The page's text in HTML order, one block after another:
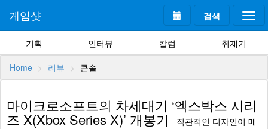
검색
게임샷
기획 인터뷰 칼럼 취재기
Home 리뷰 콘솔
마이크로소프트의 차세대기 ‘엑스박스 시리
즈 X(Xbox Series X)’ 개봉기
직관적인 디자인이 매